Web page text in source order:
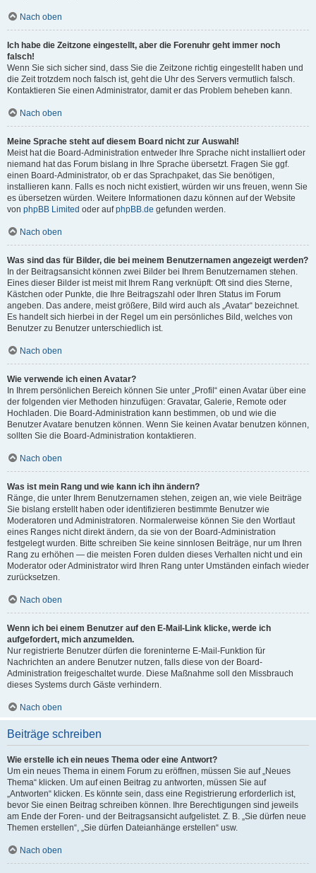
Nach oben
Ich habe die Zeitzone eingestellt, aber die Forenuhr geht immer noch
falsch!
Wenn Sie sich sicher sind, dass Sie die Zeitzone richtig eingestellt haben und
die Zeit trotzdem noch falsch ist, geht die Uhr des Servers vermutlich falsch.
Kontaktieren Sie einen Administrator, damit er das Problem beheben kann.
Nach oben
Meine Sprache steht auf diesem Board nicht zur Auswahl!
Meist hat die Board-Administration entweder Ihre Sprache nicht installiert oder
niemand hat das Forum bislang in Ihre Sprache übersetzt. Fragen Sie ggf.
einen Board-Administrator, ob er das Sprachpaket, das Sie benötigen,
installieren kann. Falls es noch nicht existiert, würden wir uns freuen, wenn Sie
es übersetzen würden. Weitere Informationen dazu können auf der Website
von phpBB Limited oder aufphpBB.de gefunden werden.
Nach oben
Was sind das für Bilder, die bei meinem Benutzernamen angezeigt werden?
In der Beitragsansicht können zwei Bilder bei Ihrem Benutzernamen stehen.
Eines dieser Bilder ist meist mit Ihrem Rang verknüpft: Oft sind dies Sterne,
Kästchen oder Punkte, die Ihre Beitragszahl oder Ihren Status im Forum
angeben. Das andere, meist größere, Bild wird auch als „Avatar“ bezeichnet.
Es handelt sich hierbei in der Regel um ein persönliches Bild, welches von
Benutzer zu Benutzer unterschiedlich ist.
Nach oben
Wie verwende ich einen Avatar?
In Ihrem persönlichen Bereich können Sie unter „Profil“ einen Avatar über eine
der folgenden vier Methoden hinzufügen: Gravatar, Galerie, Remote oder
Hochladen. Die Board-Administration kann bestimmen, ob und wie die
Benutzer Avatare benutzen können. Wenn Sie keinen Avatar benutzen können,
sollten Sie die Board-Administration kontaktieren.
Nach oben
Was ist mein Rang und wie kann ich ihn ändern?
Ränge, die unter Ihrem Benutzernamen stehen, zeigen an, wie viele Beiträge
Sie bislang erstellt haben oder identifizieren bestimmte Benutzer wie
Moderatoren und Administratoren. Normalerweise können Sie den Wortlaut
eines Ranges nicht direkt ändern, da sie von der Board-Administration
festgelegt wurden. Bitte schreiben Sie keine sinnlosen Beiträge, nur um Ihren
Rang zu erhöhen — die meisten Foren dulden dieses Verhalten nicht und ein
Moderator oder Administrator wird Ihren Rang unter Umständen einfach wieder
zurücksetzen.
Nach oben
Wenn ich bei einem Benutzer auf den E-Mail-Link klicke, werde ich
aufgefordert, mich anzumelden.
Nur registrierte Benutzer dürfen die foreninterne E-Mail-Funktion für
Nachrichten an andere Benutzer nutzen, falls diese von der Board-
Administration freigeschaltet wurde. Diese Maßnahme soll den Missbrauch
dieses Systems durch Gäste verhindern.
Nach oben
Beiträge schreiben
Wie erstelle ich ein neues Thema oder eine Antwort?
Um ein neues Thema in einem Forum zu eröffnen, müssen Sie auf „Neues
Thema“ klicken. Um auf einen Beitrag zu antworten, müssen Sie auf
„Antworten“ klicken. Es könnte sein, dass eine Registrierung erforderlich ist,
bevor Sie einen Beitrag schreiben können. Ihre Berechtigungen sind jeweils
am Ende der Foren- und der Beitragsansicht aufgelistet. Z. B. „Sie dürfen neue
Themen erstellen“, „Sie dürfen Dateianhänge erstellen“ usw.
Nach oben